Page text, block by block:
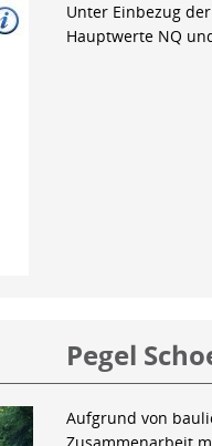
Unter Einbezug
Hauptwerte NQ
Pegel
Aufgrund von